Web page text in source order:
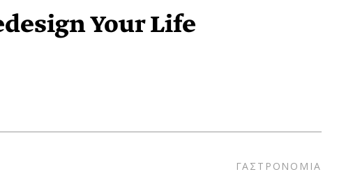
Your Life
ΓΑΣΤΡΟΝΟΜΙΑ